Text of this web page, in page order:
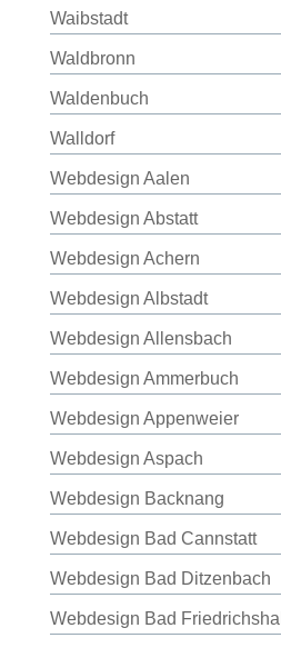
Waibstadt
Waldbronn
Waldenbuch
Walldorf
Webdesign Aalen
Webdesign Abstatt
Webdesign Achern
Webdesign Albstadt
Webdesign Allensbach
Webdesign Ammerbuch
Webdesign Appenweier
Webdesign Aspach
Webdesign Backnang
Webdesign Bad Cannstatt
Webdesign Bad Ditzenbach
Webdesign Bad Friedrichshall